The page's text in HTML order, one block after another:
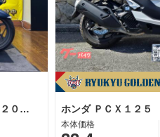
ホンダ ＰＣＸ ８ＢＪ−ＪＫ０５型 ２０２５年モデル ホンダ ＰＣＸ１２５
本体価格